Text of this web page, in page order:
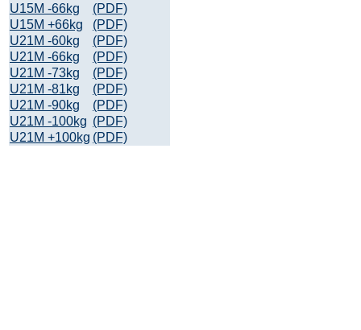
U15M -66kg
(PDF)
U15M +66kg
(PDF)
U21M -60kg
(PDF)
U21M -66kg
(PDF)
U21M -73kg
(PDF)
U21M -81kg
(PDF)
U21M -90kg
(PDF)
U21M -100kg (PDF)
U21M +100kg (PDF)